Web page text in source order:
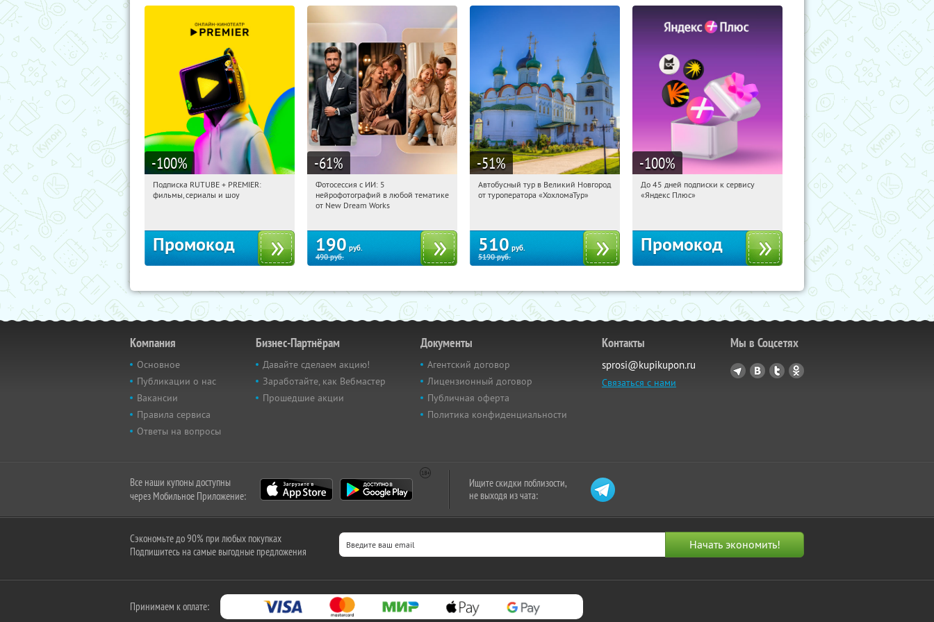
-100%
06:23:47 Получили:
Подписка RUTUBE + PREMIER:
фильмы, сериалы и шоу
Промокод
-61%
06:23:47
Россия
Фотосессия с ИИ: 5
нейрофотографий в любой тематике
от New Dream Works
190 руб.
490руб.
-51%
06:23:47 Купили:2
Автобусный тур в Великий Новгород
от туроператора «ХохломаТур»
510 руб.
5190руб.
-100%
06:23:47 Получили:
До 45 дней подписки к сервису
«Яндекс Плюс»
Промокод
Компания
Основное
Публикации о нас
Вакансии
Правила сервиса
Ответы на вопросы
Бизнес-Партнёрам
Давайте сделаем акцию!
Заработайте, как Вебмастер
Прошедшие акции
Документы
Агентский договор
Лицензионный договор
Публичная оферта
Политика конфиденциальности
Контакты
sprosi@kupikupon.ru
Связаться с нами
Мы в Соцсетях
Все наши купоны доступны
через Мобильное Приложение:
Ищите скидки поблизости,
не выходя из чата:
Сэкономьте до 90% при любых покупках
Подпишитесь на самые выгодные предложения
Принимаем к оплате: